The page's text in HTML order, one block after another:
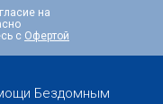
на
с Офертой
Бездомным